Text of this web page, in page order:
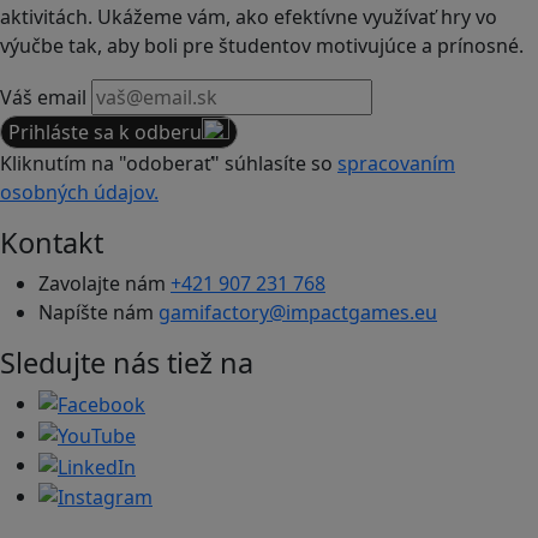
aktivitách. Ukážeme vám, ako efektívne využívať hry vo
výučbe tak, aby boli pre študentov motivujúce a prínosné.
Váš email
Prihláste sa k odberu
Kliknutím na "odoberať" súhlasíte so spracovaním
osobných údajov.
Kontakt
Zavolajte nám +421 907 231 768
Napíšte nám gamifactory@impactgames.eu
Sledujte nás tiež na